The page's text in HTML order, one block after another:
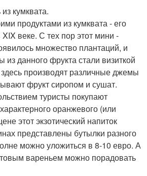
кумквата.
продуктами из кумквата - его
веке. С тех пор этот мини -
множество плантаций, и
из данного фрукта стали визиткой
производят различные джемы
фрукт сиропом и сушат.
туристы покупают
оранжевого (или
этот экзотический напиток
представлены бутылки разного
можно уложиться в 8-10 евро. А
вареньем можно порадовать